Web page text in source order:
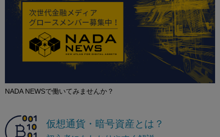
NADA NEWSで働いてみませんか？